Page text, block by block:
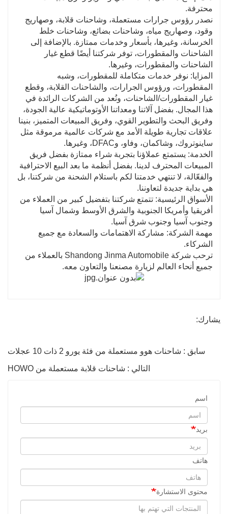
محترفة.
نصدر رؤوس جرارات مستعملة، وشاحنات قلابة، وصهاريج
وقود، وصهاريج مياه، وشاحنات بضائع، وشاحنات خلط
الخرسانة، وغيرها، بأسعار وخدمات ممتازة. بالإضافة إلى
الشاحنات والمقطورات، توفر شركتنا أيضًا قطع غيار
الشاحنات والمقطورات، وغيرها.
المزايا: نوفر خدمات متكاملة للمقطورات، وشبه
المقطورات، ورؤوس الجرارات، والشاحنات القلابة، وقطع
غيار المقطورات/الشاحنات، ونُعد من الشركات الرائدة في
هذا المجال. بفضل آلاتنا ومعداتنا الأوتوماتيكية عالية الجودة،
وفريق البحث والتطوير القوي، وفريق المبيعات المتميز، بنينا
علاقات تجارية طويلة الأمد مع شركات عالمية مرموقة مثل
ساينوتروك، وشاكمان، وفاو، وDFAC، وغيرها.
الخدمة: يستمتع عملاؤنا بتجربة شراء ممتازة بفضل فريق
المبيعات المحترف لدينا. بفضل أنظمة ما بعد البيع الاحترافية
والفعّالة، لا تنتهي خدمتنا لكم باستلام الشحنة من شركتنا، بل
هي بداية جديدة لتعاوننا.
الأسواق الرئيسية: تتمتع شركتنا بتفضيل كبير من العملاء من
أفريقيا وأمريكا الجنوبية والشرق الأوسط وشمال آسيا
وجنوب آسيا وجنوب شرق آسيا.
مهمة الشركة: مشاركة الاهتمامات والسعادة مع جميع
الشركاء.
ترحب شركة Shandong Jinma Automobile بالعملاء من
جميع أنحاء العالم لزيارة مصنعنا والتعاون معه.
يشارك:
سابق : شاحنات هوو مستعملة من فئة يورو 2 ذات 10 عجلات
التالي : شاحنات قلابة مستعملة من HOWO
اسم
بريد
هاتف
محتوى الاستشارة